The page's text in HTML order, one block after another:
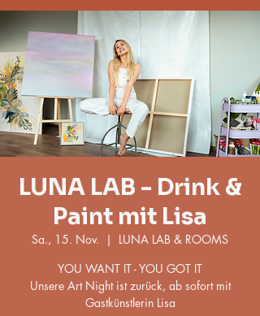
LUNA LAB - Drink &
Paint mit Lisa
Sa., 15. Nov.
  |
LUNA LAB & ROOMS
YOU WANT IT - YOU GOT IT
Unsere Art Night ist zurück, ab sofort mit
Gastkünstlerin Lisa